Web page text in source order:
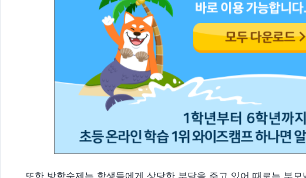
또한 방학숙제는 학생들에게 상당한 부담을 주고 있어 때로는 부